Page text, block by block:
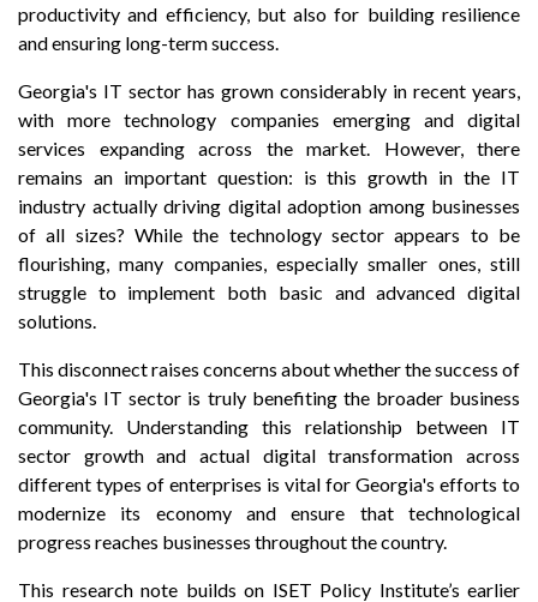
productivity and efficiency, but also for building resilience
and ensuring long-term success.
Georgia's IT sector has grown considerably in recent years,
with more technology companies emerging and digital
services expanding across the market. However, there
remains an important question: is this growth in the IT
industry actually driving digital adoption among businesses
of all sizes? While the technology sector appears to be
flourishing, many companies, especially smaller ones, still
struggle to implement both basic and advanced digital
solutions.
This disconnect raises concerns about whether the success of
Georgia's IT sector is truly benefiting the broader business
community. Understanding this relationship between IT
sector growth and actual digital transformation across
different types of enterprises is vital for Georgia's efforts to
modernize its economy and ensure that technological
progress reaches businesses throughout the country.
This research note builds on ISET Policy Institute’s earlier